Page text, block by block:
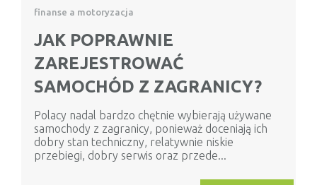
finanse a motoryzacja
JAK POPRAWNIE
ZAREJESTROWAĆ
SAMOCHÓD Z ZAGRANICY?
Polacy nadal bardzo chętnie wybierają używane
samochody z zagranicy, ponieważ doceniają ich
dobry stan techniczny, relatywnie niskie
przebiegi, dobry serwis oraz przede...